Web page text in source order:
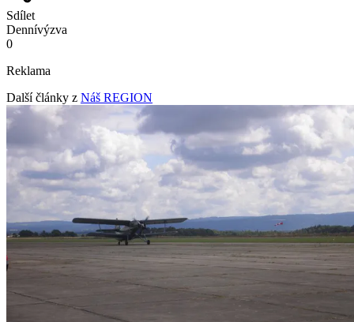
Sdílet
Dennívýzva
0
Reklama
Další články z Náš REGION